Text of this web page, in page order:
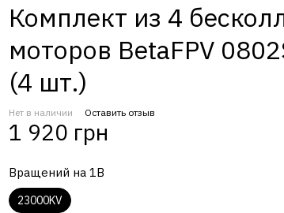
Комплект из 4
моторов BetaFPV
(4 шт.)
Нет в наличии Оставить отзыв
1 920 грн
Вращений на 1В
23000KV